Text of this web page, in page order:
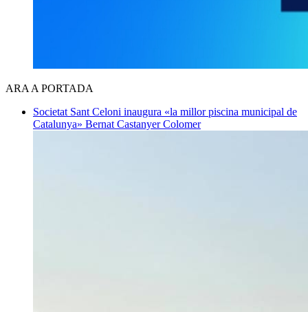
ARA A PORTADA
Societat Sant Celoni inaugura «la millor piscina municipal de
Catalunya» Bernat Castanyer Colomer